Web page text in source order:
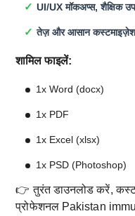
UI/UX मॉकअप्स, शैक्षिक
तेज़ और आसान
शामिल फाइलें:
1x Word (docx)
1x PDF
1x Excel (xlsx)
1x PSD (Photoshop)
👉 तुरंत डाउनलोड करें,
प्रोफेशनल Pakistan